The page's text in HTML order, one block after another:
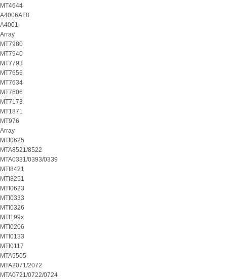
MT4644
A4006AF8
A4001
Array
MT7980
MT7940
MT7793
MT7656
MT7634
MT7606
MT7173
MT1871
MT976
Array
MTI0625
MTA8521/8522
MTA0331/0393/0339
MTI8421
MTI8251
MTI0623
MTI0333
MTI0326
MTI199x
MTI0206
MTI0133
MTI0117
MTA5505
MTA2071/2072
MTA0721/0722/0724